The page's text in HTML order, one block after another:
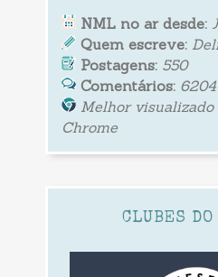
NML no ar desde:
Quem escreve:
Postagens: 550
Comentários: 6204
Melhor visualizado
Chrome
CLUBES